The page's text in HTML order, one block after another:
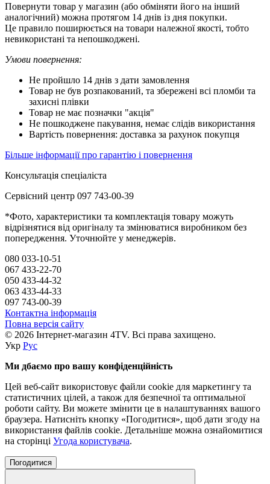
Повернути товар у магазин (або обміняти його на інший
аналогічний) можна протягом 14 днів із дня покупки.
Це правило поширюється на товари належної якості, тобто
невикористані та непошкоджені.
Умови повернення:
Не пройшло 14 днів з дати замовлення
Товар не був розпакований, та збережені всі пломби та
захисні плівки
Товар не має позначки "акція"
Не пошкоджене пакування, немає слідів використання
Вартість повернення: доставка за рахунок покупця
Більше інформації про гарантію і повернення
Консультація спеціаліста
Сервісний центр 097 743-00-39
*Фото, характеристики та комплектація товару можуть
відрізнятися від оригіналу та змінюватися виробником без
попередження. Уточнюйте у менеджерів.
080 033-10-51
067 433-22-70
050 433-44-32
063 433-44-33
097 743-00-39
Контактна інформація
Повна версія сайту
© 2026 Інтернет-магазин 4TV. Всі права захищено.
Укр Рус
Ми дбаємо про вашу конфіденційність
Цей веб-сайт використовує файли cookie для маркетингу та
статистичних цілей, а також для безпечної та оптимальної
роботи сайту. Ви можете змінити це в налаштуваннях вашого
браузера. Натисніть кнопку «Погодитися», щоб дати згоду на
використання файлів cookie. Детальніше можна ознайомитися
на сторінці Угода користувача.
Погодитися